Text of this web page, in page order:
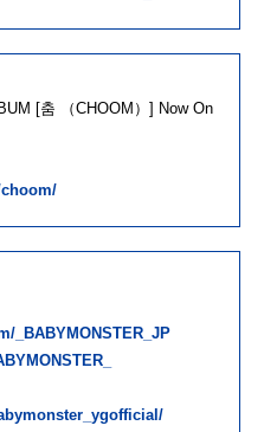
[춤 （CHOOM）] Now On
_BABYMONSTER_JP